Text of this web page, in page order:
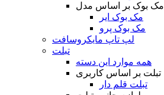
مک بوک بر اساس مدل
مک بوک ایر
مک بوک پرو
لپ تاپ مایکروسافت
تبلت
همه موارد این دسته
تبلت بر اساس کاربری
تبلت قلم دار